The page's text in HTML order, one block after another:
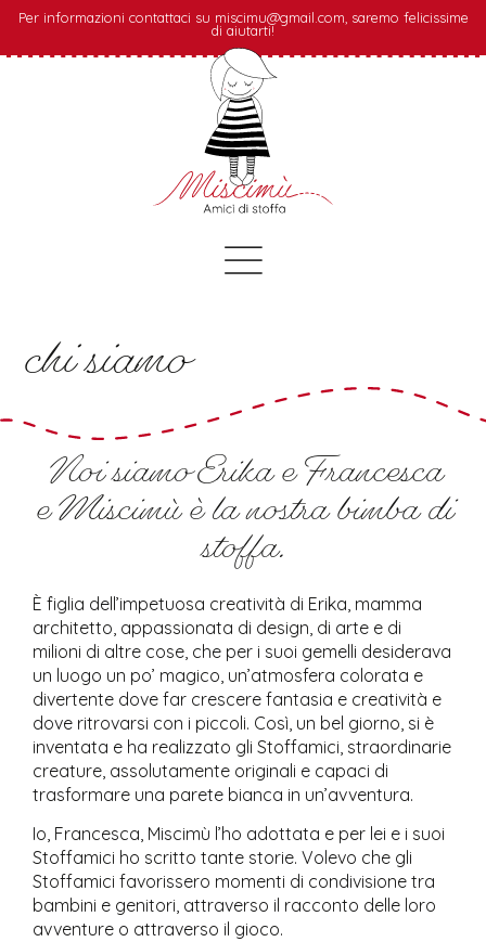
Per informazioni contattaci su miscimu@gmail.com, saremo felicissime
di aiutarti!
chi siamo
Noi siamo Erika e Francesca
e Miscimù è la nostra bimba di
stoffa.
È figlia dell’impetuosa creatività di Erika, mamma
architetto, appassionata di design, di arte e di
milioni di altre cose, che per i suoi gemelli desiderava
un luogo un po’ magico, un’atmosfera colorata e
divertente dove far crescere fantasia e creatività e
dove ritrovarsi con i piccoli. Così, un bel giorno, si è
inventata e ha realizzato gli Stoffamici, straordinarie
creature, assolutamente originali e capaci di
trasformare una parete bianca in un’avventura.
Io, Francesca, Miscimù l’ho adottata e per lei e i suoi
Stoffamici ho scritto tante storie. Volevo che gli
Stoffamici favorissero momenti di condivisione tra
bambini e genitori, attraverso il racconto delle loro
avventure o attraverso il gioco.